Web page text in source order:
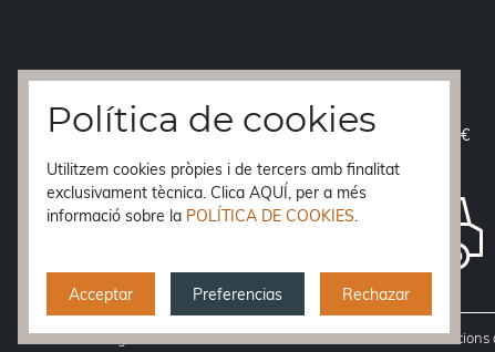
ENVIAMENT GRATISa la Península a partir de 70 €
ENTREGA EN 24 h.
Balears, Ceuta i Melilla
48 h.
Avís legal Condicions
Política de cookies
Utilitzem cookies pròpies i de tercers amb finalitat
exclusivament tècnica. Clica AQUÍ, per a més
informació sobre la POLÍTICA DE COOKIES.
Acceptar Preferencias Rechazar